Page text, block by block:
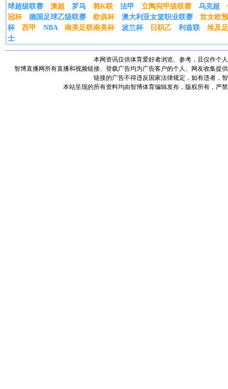
球超级联赛
澳超 罗马 韩K联 法甲 立陶宛甲级联赛 乌克超
冠杯
德国足球乙级联赛 欧俱杯 澳大利亚女篮职业联赛
世女欧预
杯
西甲 NBA 南美足联南美杯 波兰杯 日职乙 利兹联
埃及
士
本网资讯仅供体育爱好者浏览、参考，且仅作个
智博直播网所有直播和视频链接、登载广告均为广告客户的个人、网友收集提
链接的广告不得违反国家法律规定，如有违者，
本站呈现的所有资料均由智博体育编辑发布，版权所有，严